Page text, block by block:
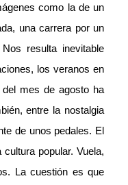
como la de un
una carrera por un
resulta inevitable
los veranos en
mes de agosto ha
entre la nostalgia
de unos pedales. El
popular. Vuela,
La cuestión es que